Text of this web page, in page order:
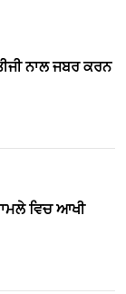
ਨਾਲ ਜਬਰ ਕਰਨ
ਵਿਚ ਆਖੀ